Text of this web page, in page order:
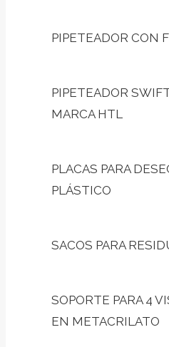
PIPETEADOR CON
PIPETEADOR
MARCA HTL
PLACAS PARA
PLÁSTICO
SACOS PARA
SOPORTE PARA 4
EN METACRILATO